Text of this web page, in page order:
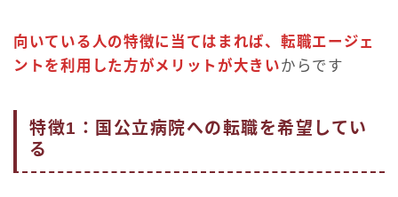
向いている人の特徴に当てはまれば、転職エージェ
ントを利用した方がメリットが大きいからです
特徴1：国公立病院への転職を希望してい
る